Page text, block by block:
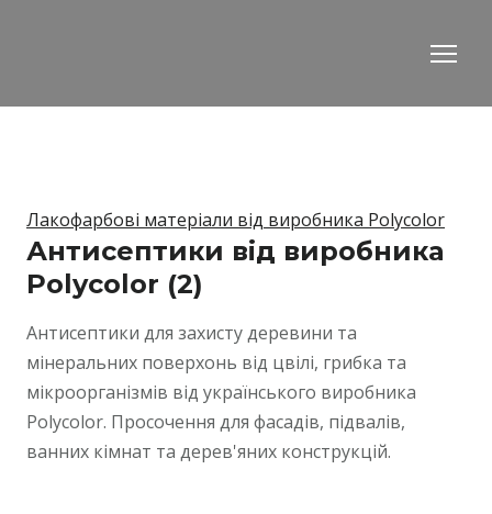
Лакофарбові матеріали від виробника Polycolor
Антисептики від виробника
Polycolor (2)
Антисептики для захисту деревини та
мінеральних поверхонь від цвілі, грибка та
мікроорганізмів від українського виробника
Polycolor. Просочення для фасадів, підвалів,
ванних кімнат та дерев'яних конструкцій.